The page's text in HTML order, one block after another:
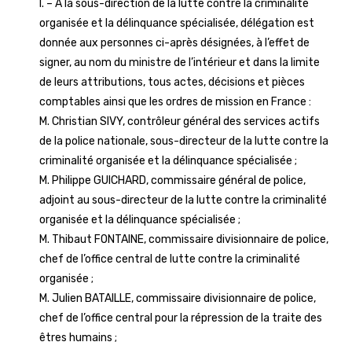
I. – A la sous-direction de la lutte contre la criminalité
organisée et la délinquance spécialisée, délégation est
donnée aux personnes ci-après désignées, à l’effet de
signer, au nom du ministre de l’intérieur et dans la limite
de leurs attributions, tous actes, décisions et pièces
comptables ainsi que les ordres de mission en France :
M. Christian SIVY, contrôleur général des services actifs
de la police nationale, sous-directeur de la lutte contre la
criminalité organisée et la délinquance spécialisée ;
M. Philippe GUICHARD, commissaire général de police,
adjoint au sous-directeur de la lutte contre la criminalité
organisée et la délinquance spécialisée ;
M. Thibaut FONTAINE, commissaire divisionnaire de police,
chef de l’office central de lutte contre la criminalité
organisée ;
M. Julien BATAILLE, commissaire divisionnaire de police,
chef de l’office central pour la répression de la traite des
êtres humains ;